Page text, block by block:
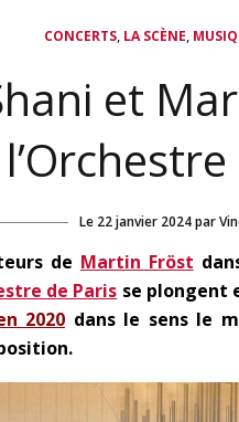
CONCERTS, LA SCÈNE,
et
Le 22 janvier 2024 par
de Martin Fröst
de Paris se plongent
2020 dans le sens le